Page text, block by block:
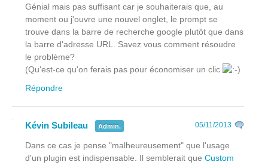
Génial mais pas suffisant car je souhaiterais que, au
moment ou j'ouvre une nouvel onglet, le prompt se
trouve dans la barre de recherche google plutôt que dans
la barre d'adresse URL. Savez vous comment résoudre
le problème?
(Qu'est-ce qu'on ferais pas pour économiser un clic
Répondre
Kévin Subileau Admin. 05/11/2013
Dans ce cas je pense "malheureusement" que l'usage
d'un plugin est indispensable. Il semblerait que Custom